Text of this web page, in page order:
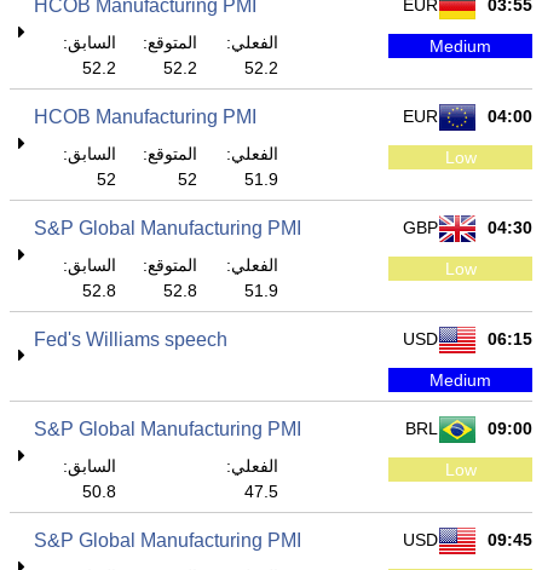
03:55
EUR
HCOB Manufacturing PMI
Medium
الفعلي:
52.2
المتوقع:
52.2
السابق:
52.2
04:00
EUR
HCOB Manufacturing PMI
Low
الفعلي:
51.9
المتوقع:
52
السابق:
52
04:30
GBP
S&P Global Manufacturing PMI
Low
الفعلي:
51.9
المتوقع:
52.8
السابق:
52.8
06:15
USD
Fed's Williams speech
Medium
09:00
BRL
S&P Global Manufacturing PMI
Low
الفعلي:
47.5
السابق:
50.8
09:45
USD
S&P Global Manufacturing PMI